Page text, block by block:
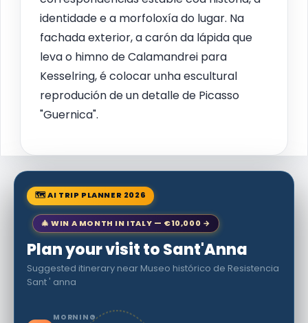
identidade e a morfoloxía do lugar. Na
fachada exterior, a carón da lápida que
leva o himno de Calamandrei para
Kesselring, é colocar unha escultural
reprodución de un detalle de Picasso
"Guernica".
🗺 AI TRIP PLANNER 2026
🎄 WIN A MONTH IN ITALY — €10,000 →
Plan your visit to Sant'Anna
Suggested itinerary near Museo histórico de Resistencia
Sant ' anna
MORNING